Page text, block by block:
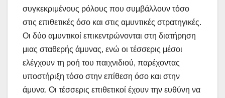
συγκεκριμένους ρόλους που συμβάλλουν τόσο
στις επιθετικές όσο και στις αμυντικές στρατηγικές.
Οι δύο αμυντικοί επικεντρώνονται στη διατήρηση
μιας σταθερής άμυνας, ενώ οι τέσσερις μέσοι
ελέγχουν τη ροή του παιχνιδιού, παρέχοντας
υποστήριξη τόσο στην επίθεση όσο και στην
άμυνα. Οι τέσσερις επιθετικοί έχουν την ευθύνη να